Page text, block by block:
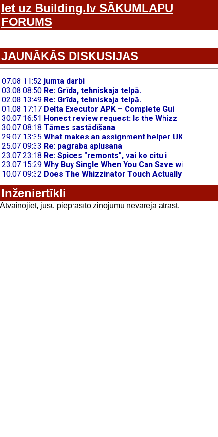
Iet uz Building.lv SĀKUMLAPU
FORUMS
JAUNĀKĀS DISKUSIJAS
Inženiertīkli
Atvainojiet, jūsu pieprasīto ziņojumu nevarēja atrast.